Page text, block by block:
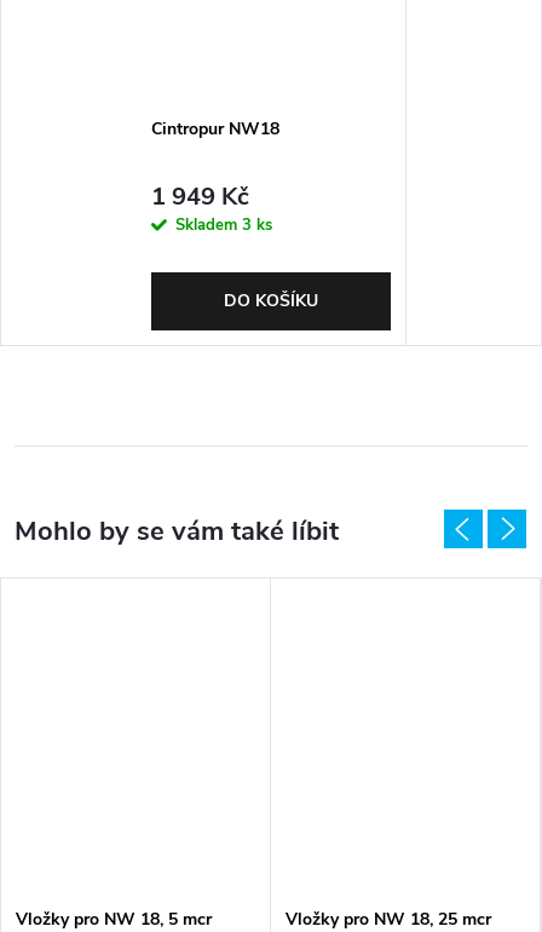
Cintropur NW18
1 949 Kč
Skladem 3 ks
DO KOŠÍKU
Vložky pro NW 18, 5 mcr Vložky pro NW 18, 25 mcr